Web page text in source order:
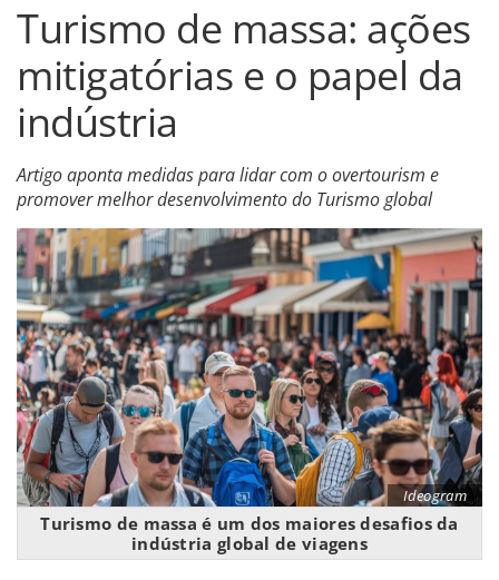
Turismo de massa: ações
mitigatórias e o papel da
indústria
Artigo aponta medidas para lidar com o overtourism e
promover melhor desenvolvimento do Turismo global
Ideogram
Turismo de massa é um dos maiores desafios da
indústria global de viagens